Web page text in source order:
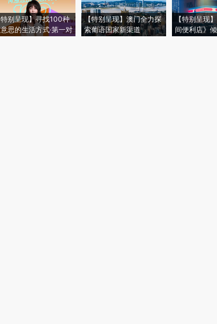
特别呈现】寻找100种
思的生活方式·第一对
【特别呈现】澳门全力探
索葡语国家新渠道
【特别呈现
间便利店》